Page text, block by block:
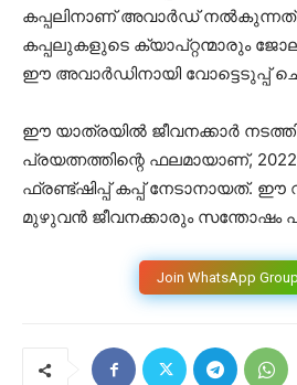
കപ്പലിനാണ് അവാർഡ് നൽകുന്നത്.
കപ്പലുകളുടെ ക്യാപ്റ്റന്മാരും
ഈ അവാർഡിനായി വോട്ടെടുപ്പ്
ഈ യാത്രയിൽ ജീവനക്കാർ
പ്രയത്നത്തിന്റെ ഫലമായാണ്,
ഫ്രണ്ട്ഷിപ്പ് കപ്പ് നേടാനായത്. ഈ
മുഴുവൻ ജീവനക്കാരും സന്തോഷം
Join WhatsApp Group